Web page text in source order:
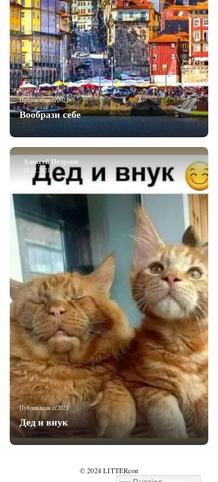
Публикации c/2021
Вообрази себе
Публикации c/2021
Дед и внук
Алексей Петруня
28.12.2021
© 2024 LITTERcon